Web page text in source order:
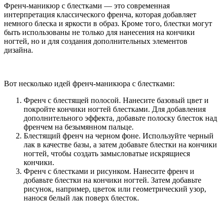
Френч-маникюр с блестками — это современная
интерпретация классического френча, которая добавляет
немного блеска и яркости в образ. Кроме того, блестки могут
быть использованы не только для нанесения на кончики
ногтей, но и для создания дополнительных элементов
дизайна.
Вот несколько идей френч-маникюра с блестками:
Френч с блестящей полосой. Нанесите базовый цвет и
покройте кончики ногтей блестками. Для добавления
дополнительного эффекта, добавьте полоску блесток над
френчем на безымянном пальце.
Блестящий френч на черном фоне. Используйте черный
лак в качестве базы, а затем добавьте блестки на кончики
ногтей, чтобы создать замысловатые искрящиеся
кончики.
Френч с блестками и рисунком. Нанесите френч и
добавьте блестки на кончики ногтей. Затем добавьте
рисунок, например, цветок или геометрический узор,
нанося белый лак поверх блесток.